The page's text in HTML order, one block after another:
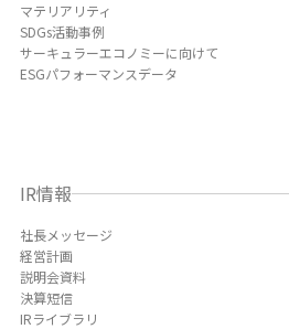
マテリアリティ
SDGs活動事例
サーキュラーエコノミーに向けて
ESGパフォーマンスデータ
IR情報
社長メッセージ
経営計画
説明会資料
決算短信
IRライブラリ